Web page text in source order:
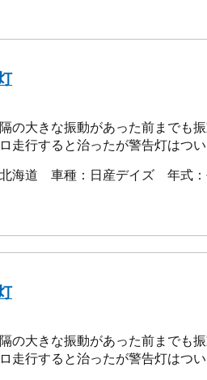
の大きな振動があった前までも
走行すると治ったが警告灯はつ
海道 車種：日産デイズ 年式
の大きな振動があった前までも
走行すると治ったが警告灯はつ